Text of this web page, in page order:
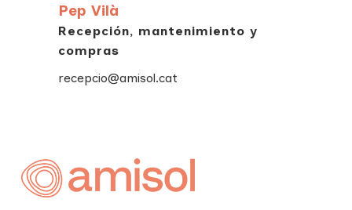
Pep Vilà
Recepción, mantenimiento y
compras
recepcio@amisol.cat